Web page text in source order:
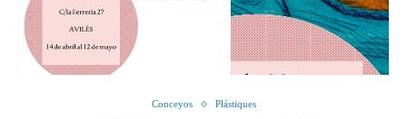
Conceyos Plástiques